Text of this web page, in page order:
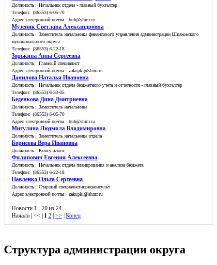
Должность: Начальник отдела - главный бухгалтер
Телефон: (86553) 6-05-70
Адрес электронной почты: buh@shmr.ru
Музеник Светлана Александровна
Должность: Заместитель начальника финансового управления администрации Шпаковского
муниципального округа
Телефон: (86553) 6-22-18
Зорькина Анна Сергеевна
Должность: Главный специалист
Адрес электронной почты: zakupki@shmr.ru
Данилова Наталья Ивановна
Должность: Начальник отдела бюджетного учета и отчетности - главный бухгалтер
Телефон: (86553) 6-33-05
Беденкова Дина Дмитриевна
Должность: Заместитель начальника
Телефон: (86553) 6-05-70
Адрес электронной почты: buh@shmr.ru
Мигулина Людмила Владимировна
Должность: Заместитель начальника отдела
Борисова Вера Ивановна
Должность: Консультант
Филипович Евгения Алексеевна
Должность: Начальник отдела планирования и анализа бюджета
Телефон: (86553) 6-22-18
Павленко Ольга Сергеевна
Должность: Старший специалист-юрисконсульт
Адрес электронной почты: zakupki@shmr.ru
Новости 1 - 20 из 24
Начало | << | 1 2 | >> | Конец
Структура администрации округа